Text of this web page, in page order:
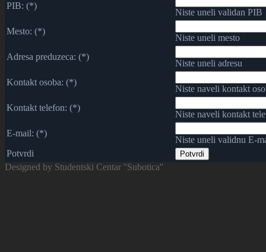
PIB: (*)
Niste uneli validan PIB
Mesto: (*)
Niste uneli mesto
Adresa preduzeca: (*)
Niste uneli adresu
Kontakt osoba: (*)
Niste naveli kontakt
Kontakt telefon: (*)
Niste naveli kontakt
E-mail: (*)
Niste uneli validnu E-
Potvrdi
Designed by Studentski Centar ''Subotica''